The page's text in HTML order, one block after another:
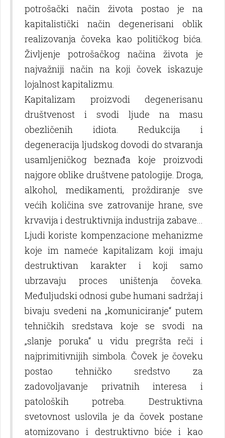
potrošački način života postao je na
kapitalistički način degenerisani oblik
realizovanja čoveka kao političkog bića.
Živlјenje potrošačkog načina života je
najvažniji način na koji čovek iskazuje
lojalnost kapitalizmu.
Kapitalizam proizvodi degenerisanu
društvenost i svodi lјude na masu
obezličenih idiota. Redukcija i
degeneracija lјudskog dovodi do stvaranja
usamlјeničkog beznađa koje proizvodi
najgore oblike društvene patologije. Droga,
alkohol, medikamenti, proždiranje sve
većih količina sve zatrovanije hrane, sve
krvavija i destruktivnija industrija zabave...
Ljudi koriste kompenzacione mehanizme
koje im nameće kapitalizam koji imaju
destruktivan karakter i koji samo
ubrzavaju proces uništenja čoveka.
Međulјudski odnosi gube humani sadržaj i
bivaju svedeni na „komuniciranje“ putem
tehničkih sredstava koje se svodi na
„slanje poruka“ u vidu pregršta reči i
najprimitivnijih simbola. Čovek je čoveku
postao tehničko sredstvo za
zadovolјavanje privatnih interesa i
patoloških potreba. Destruktivna
svetovnost uslovila je da čovek postane
atomizovano i destruktivno biće i kao